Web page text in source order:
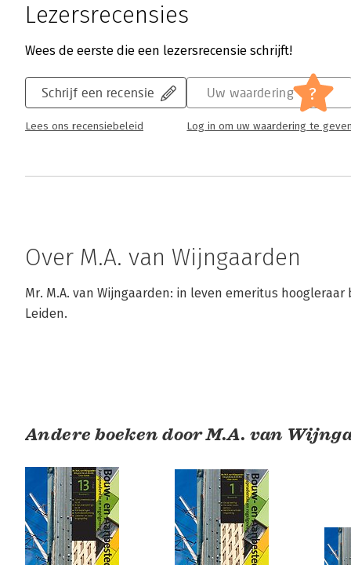
Lezersrecensies
Wees de eerste die een lezersrecensie schrijft!
Schrijf een recensie
Lees ons recensiebeleid
Uw waardering ?
Log in om uw waardering te
Over M.A. van Wijngaarden
Mr. M.A. van Wijngaarden: in leven emeritus
Leiden.
Andere boeken door M.A. van